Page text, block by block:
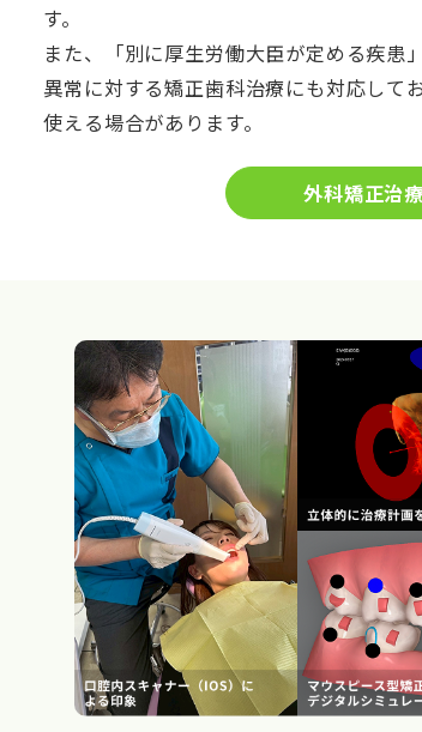
す。
また、「別に厚生労働大臣が定める疾患
異常に対する矯正歯科治療にも対応して
使える場合があります。
外科矯正治